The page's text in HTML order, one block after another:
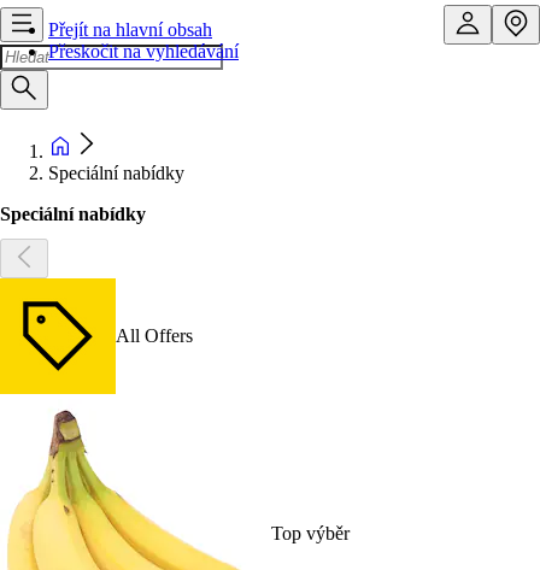
Přejít na hlavní obsah
Přeskočit na vyhledávání
Speciální nabídky
Speciální nabídky
All Offers
Top výběr